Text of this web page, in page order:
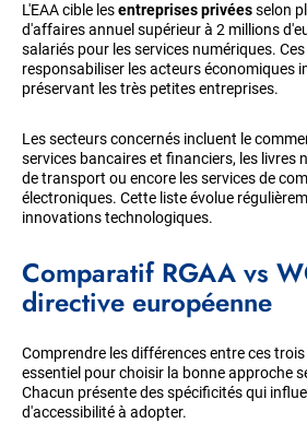
L'EAA cible lesentreprises privéesselon
d'affaires annuel supérieur à 2 millions
salariés pour les services numériques.
responsabiliser les acteurs économiques
préservant les très petites entreprises.
Les secteurs concernés incluent le
services bancaires et financiers, les livres
de transport ou encore les services de
électroniques. Cette liste évolue
innovations technologiques.
Comparatif RGAA vs
directive européenne
Comprendre les différences entre ces
essentiel pour choisir la bonne approche
Chacun présente des spécificités qui
d'accessibilité à adopter.